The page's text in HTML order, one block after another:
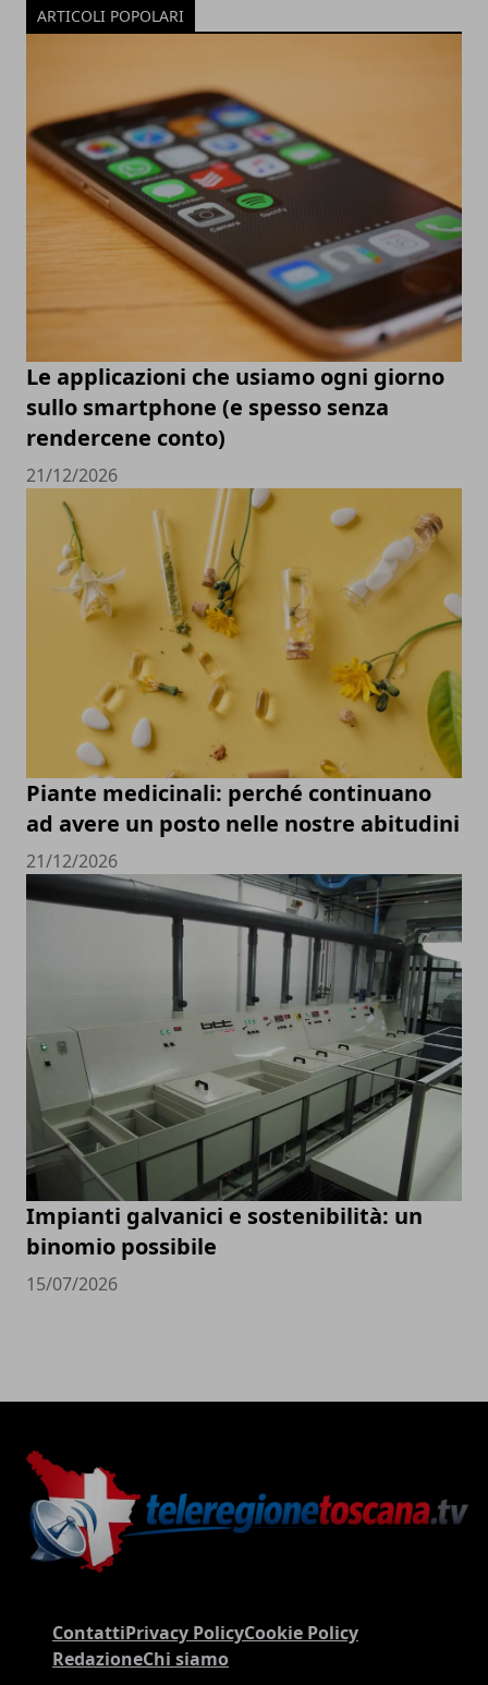
ARTICOLI POPOLARI
Le applicazioni che usiamo ogni giorno
sullo smartphone (e spesso senza
rendercene conto)
21/12/2026
Piante medicinali: perché continuano
ad avere un posto nelle nostre abitudini
21/12/2026
Impianti galvanici e sostenibilità: un
binomio possibile
15/07/2026
ContattiPrivacy PolicyCookie Policy
RedazioneChi siamo